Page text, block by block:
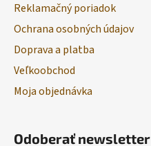
Reklamačný poriadok
Ochrana osobných údajov
Doprava a platba
Veľkoobchod
Moja objednávka
Odoberať newsletter